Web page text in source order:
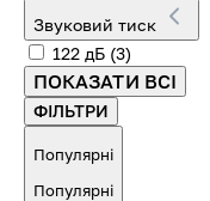
Звуковий тиск
122 дБ (3)
ПОКАЗАТИ ВСІ
ФІЛЬТРИ
Популярні
Популярні